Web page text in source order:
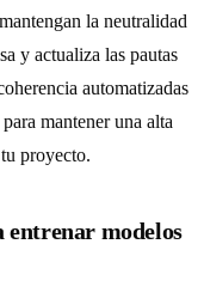
la neutralidad
y actualiza las pautas
automatizadas
mantener una alta
proyecto.
entrenar modelos